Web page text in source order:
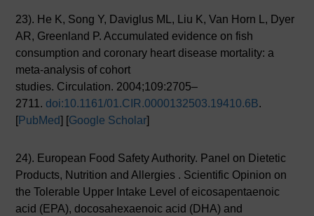
23). He K, Song Y, Daviglus ML, Liu K, Van Horn L, Dyer
AR, Greenland P. Accumulated evidence on fish
consumption and coronary heart disease mortality: a
meta-analysis of cohort
studies. Circulation. 2004;109:2705–
2711. doi:10.1161/01.CIR.0000132503.19410.6B.
[PubMed] [Google Scholar]
24). European Food Safety Authority. Panel on Dietetic
Products, Nutrition and Allergies . Scientific Opinion on
the Tolerable Upper Intake Level of eicosapentaenoic
acid (EPA), docosahexaenoic acid (DHA) and